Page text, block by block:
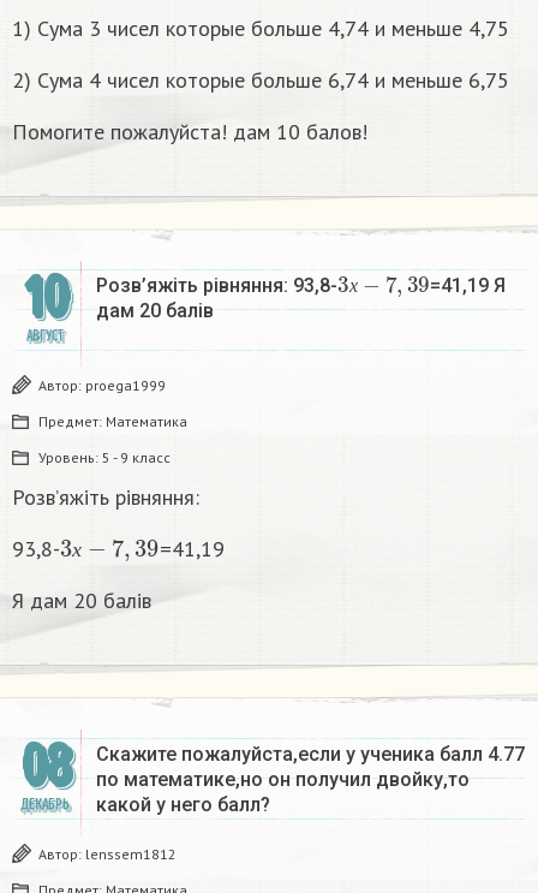
1) Сума 3 чисел которые больше 4,74 и меньше 4,75
2) Сума 4 чисел которые больше 6,74 и меньше 6,75
Помогите пожалуйста! дам 10 балов!
10
АВГУСТ
Розв’яжіть рівняння: 93,8- х
3х−7,39
=41,19 Я
дам 20 балів
Автор: proega1999
Предмет: Математика
Уровень: 5 - 9 класс
Розв’яжіть рівняння:
93,8-
х
3 ,39
=41,19
Я дам 20 балів
08
ДЕКАБРЬ
Скажите пожалуйста,если у ученика балл 4.77
по математике,но он получил двойку,то
какой у него балл?​
Автор: lenssem1812